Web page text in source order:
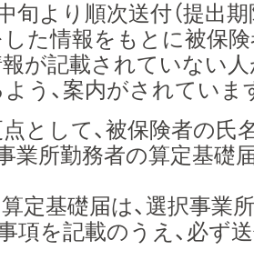
より順次送付（提出期
した情報をもとに被保
が記載されていない
う、案内がされていま
として、被保険者の
業所勤務者の算定基
定基礎届は、選択事
項を記載のうえ、必